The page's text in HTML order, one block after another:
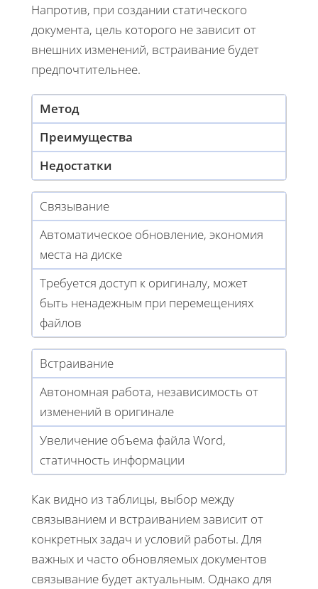
Напротив, при создании статического
документа, цель которого не зависит от
внешних изменений, встраивание будет
предпочтительнее.
Метод
Преимущества
Недостатки
Связывание
Автоматическое обновление, экономия
места на диске
Требуется доступ к оригиналу, может
быть ненадежным при перемещениях
файлов
Встраивание
Автономная работа, независимость от
изменений в оригинале
Увеличение объема файла Word,
статичность информации
Как видно из таблицы, выбор между
связыванием и встраиванием зависит от
конкретных задач и условий работы. Для
важных и часто обновляемых документов
связывание будет актуальным. Однако для